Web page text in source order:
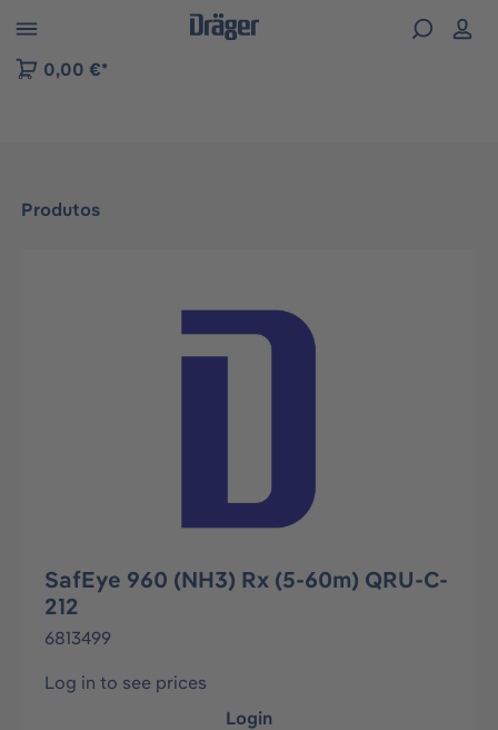
to B2B platform navigation
0,00 €*
Produtos
Ignorar galeria de imagens
SafEye 960 (NH3) Rx (5-60m) QRU-C-
212
6813499
Log in to see prices
Login